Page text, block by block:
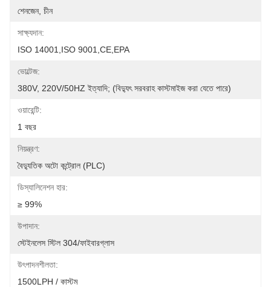
শেনজেন, চীন
সাক্ষ্যদান:
ISO 14001,ISO 9001,CE,EPA
ভোল্টেজ:
380V, 220V/50HZ ইত্যাদি; (বিদ্যুৎ সরবরাহ কাস্টমাইজ করা যেতে পারে)
ওয়ারেন্টি:
1 বছর
নিয়ন্ত্রণ:
বৈদ্যুতিক অটো কন্ট্রোল (PLC)
ডিস্যালিনেশন হার:
≥ 99%
উপাদান:
স্টেইনলেস স্টিল 304/ফাইবারগ্লাস
উৎপাদনশীলতা:
1500LPH / কাস্টম